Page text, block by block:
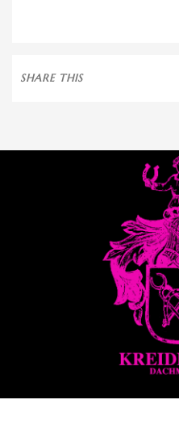
SHARE THIS